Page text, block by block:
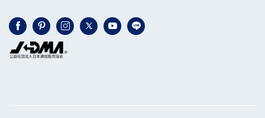
FacebookPinterestInstagram
X
YouTubeLINE